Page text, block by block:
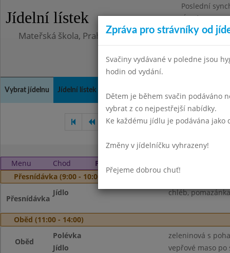
Jídelní lístek
Poslední
Úterý
Mateřská škola, Praha 10, Kodaňská 989/14,
Vybrat jídelnu Jídelní lístek
Prosinec 2024 Leden 2025
Menu Chod
Pondělí 3. 2. 2025
Přesnídávka (9:00 - 10:00)
Přesnídávka
Jídlo chléb,
Oběd (11:00 - 14:00)
Oběd
Polévka
zeleninová s
Jídlo
vepřové maso po
Zpráva pro strávníky od
Svačiny vydávané v poledne jsou
hodin od vydání.
Dětem je během svačin podáváno
vybrat z co nejpestřejší nabídky.
Ke každému jídlu je podávána jako
Změny v jídelníčku vyhrazeny!
Přejeme dobrou chuť!